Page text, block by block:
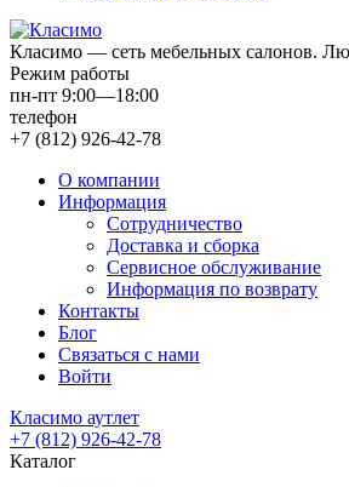
Класимо — cеть мебельных салонов.
Режим работы
пн-пт 9:00—18:00
телефон
+7 (812) 926-42-78
О компании
Информация
Сотрудничество
Доставка и сборка
Сервисное обслуживание
Информация по возврату
Контакты
Блог
Связаться с нами
Войти
Класимо аутлет
+7 (812) 926-42-78
Каталог